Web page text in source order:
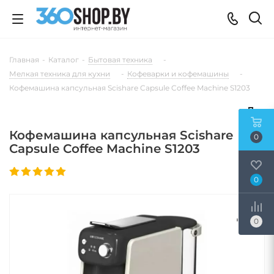
Главная - Каталог - Бытовая техника
-
Мелкая техника для кухни
- Кофеварки и кофемашины
-
Кофемашина капсульная Scishare Capsule Coffee Machine S1203
Кофемашина капсульная Scishare
Capsule Coffee Machine S1203
0
0
0